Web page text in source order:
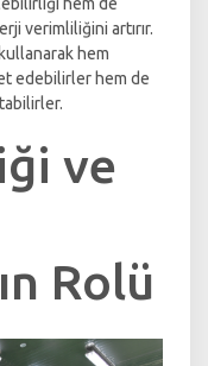
verimliliğini artırır.
hem
edebilirler hem de
ve
Rolü